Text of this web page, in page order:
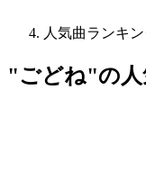
人気曲ランキ
"ごどね"の